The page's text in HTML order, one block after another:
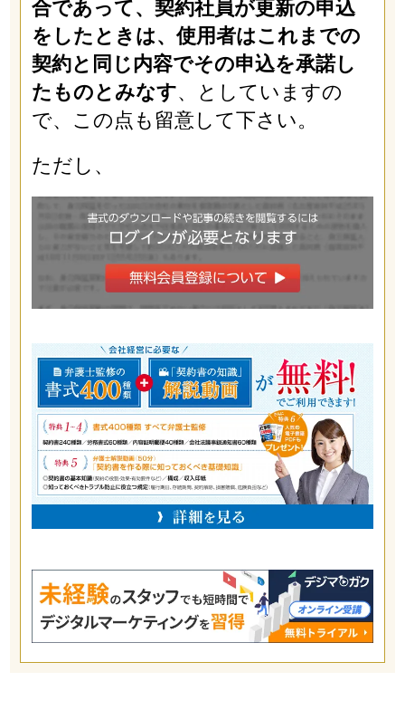
合であって、契約社員が更新の申込
をしたときは、使用者はこれまでの
契約と同じ内容でその申込を承諾し
たものとみなす、としていますの
で、この点も留意して下さい。
ただし、